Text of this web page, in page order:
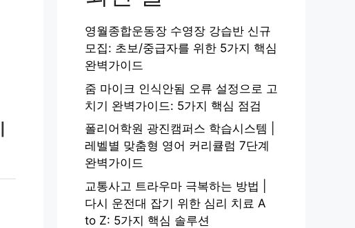
영월종합운동장 수영장 강습반 신규
모집: 초보/중급자를 위한 5가지 핵심
완벽가이드
줌 마이크 인식안됨 오류 설정으로 고
치기 완벽가이드: 5가지 핵심 점검
폴리어학원 광진캠퍼스 학습시스템 |
레벨별 맞춤형 영어 커리큘럼 7단계
완벽가이드
교통사고 트라우마 극복하는 방법 |
다시 운전대 잡기 위한 심리 치료 A
to Z: 5가지 핵심 솔루션